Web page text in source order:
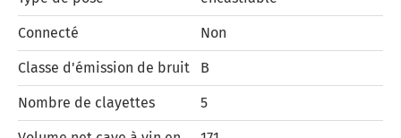
Connecté Non
Classe d'émission de bruit B
Nombre de clayettes 5